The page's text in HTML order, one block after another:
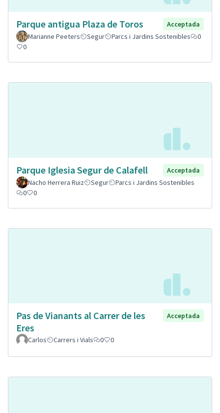
Parque antigua Plaza de Toros
Acceptada
Marianne Peeters
Segur Parcs i Jardins Sostenibles
0
0
Parque Iglesia Segur de Calafell
Acceptada
Nacho Herrera Ruiz
Segur
Parcs i Jardins Sostenibles
0
0
Pas de Vianants al Carrer de les
Eres
Acceptada
Carlos Carrers i Vials 0 0